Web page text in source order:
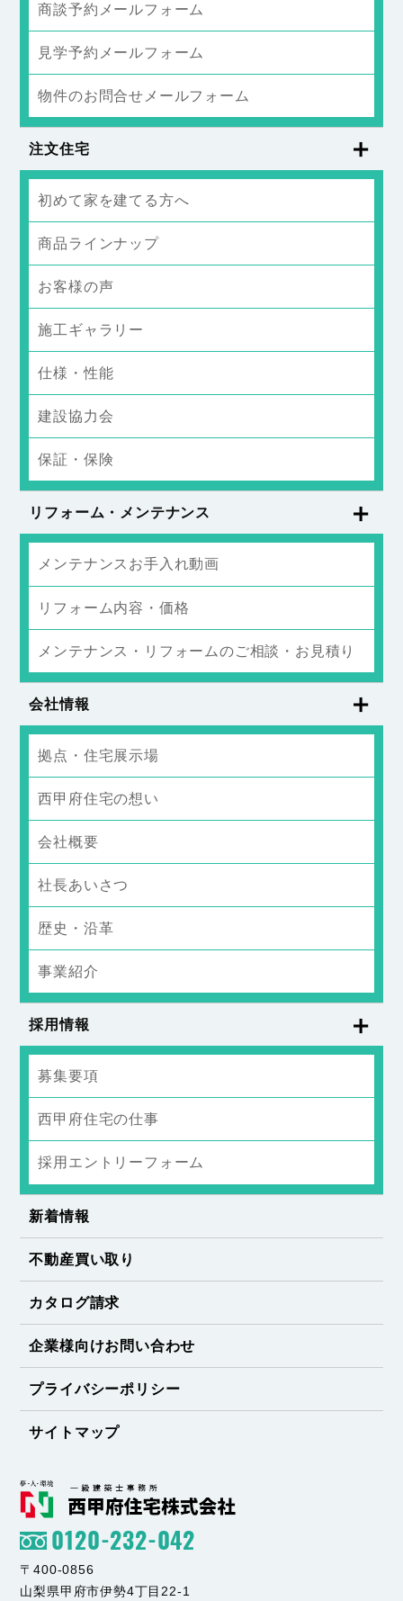
商談予約メールフォーム
見学予約メールフォーム
物件のお問合せメールフォーム
注文住宅
初めて家を建てる方へ
商品ラインナップ
お客様の声
施工ギャラリー
仕様・性能
建設協力会
保証・保険
リフォーム・メンテナンス
メンテナンスお手入れ動画
リフォーム内容・価格
メンテナンス・リフォームのご相談・お見積り
会社情報
拠点・住宅展示場
西甲府住宅の想い
会社概要
社長あいさつ
歴史・沿革
事業紹介
採用情報
募集要項
西甲府住宅の仕事
採用エントリーフォーム
新着情報
不動産買い取り
カタログ請求
企業様向けお問い合わせ
プライバシーポリシー
サイトマップ
0120-232-042
〒400-0856
山梨県甲府市伊勢4丁目22-1